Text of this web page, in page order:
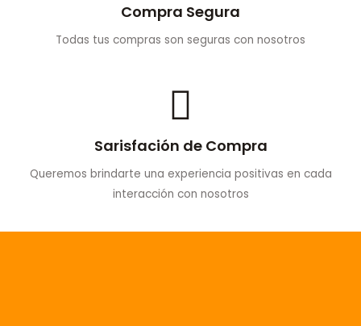
Compra Segura
Todas tus compras son seguras con nosotros
Sarisfación de Compra
Queremos brindarte una experiencia positivas en cada
interacción con nosotros